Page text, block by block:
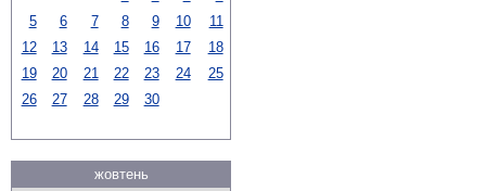
5
6 7 8 9 10
11
12
13 14 15 16 17
18
19
20 21 22 23 24
25
26
27 28 29 30
жовтень